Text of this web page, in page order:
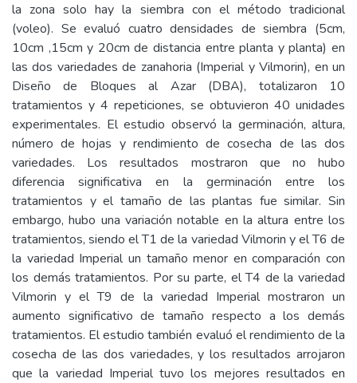
la zona solo hay la siembra con el método tradicional
(voleo). Se evaluó cuatro densidades de siembra (5cm,
10cm ,15cm y 20cm de distancia entre planta y planta) en
las dos variedades de zanahoria (Imperial y Vilmorin), en un
Diseño de Bloques al Azar (DBA), totalizaron 10
tratamientos y 4 repeticiones, se obtuvieron 40 unidades
experimentales. El estudio observó la germinación, altura,
número de hojas y rendimiento de cosecha de las dos
variedades. Los resultados mostraron que no hubo
diferencia significativa en la germinación entre los
tratamientos y el tamaño de las plantas fue similar. Sin
embargo, hubo una variación notable en la altura entre los
tratamientos, siendo el T1 de la variedad Vilmorin y el T6 de
la variedad Imperial un tamaño menor en comparación con
los demás tratamientos. Por su parte, el T4 de la variedad
Vilmorin y el T9 de la variedad Imperial mostraron un
aumento significativo de tamaño respecto a los demás
tratamientos. El estudio también evaluó el rendimiento de la
cosecha de las dos variedades, y los resultados arrojaron
que la variedad Imperial tuvo los mejores resultados en